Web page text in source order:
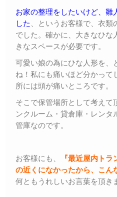
お家の整理をしたいけど、雛
した
、というお客様で、衣
でした。確かに、大きなひな
きなスペースが必要です。
可愛い娘の為にひな人形を、
ね！私にも痛いほど分かって
所には頭が痛いところです。
そこで保管場所として考えて
ンクルーム・貸倉庫・レンタ
管庫なのです。
お客様にも、 『最近屋内トラ
の近くになかったから、こん
何ともうれしいお言葉を頂き